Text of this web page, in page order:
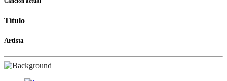
Título
Artista